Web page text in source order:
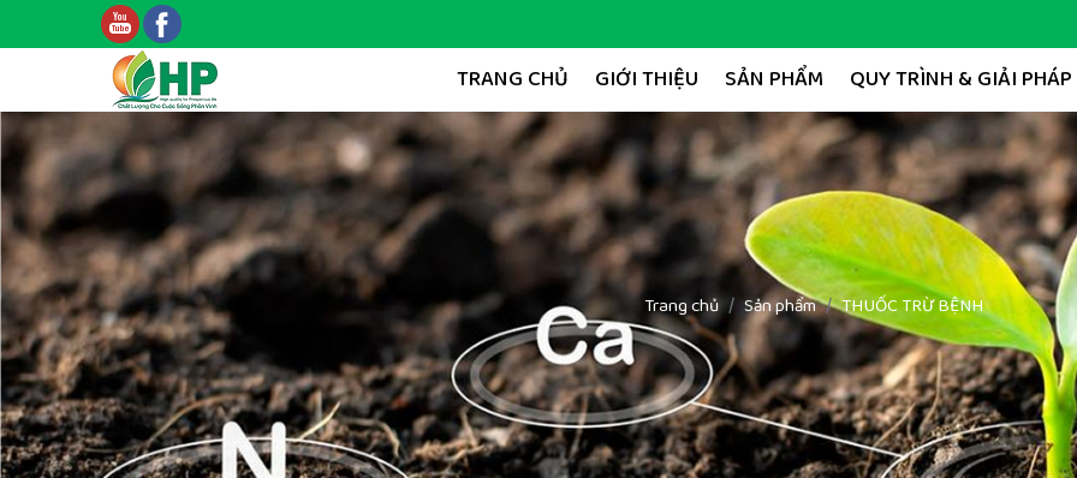
TRANG CHỦ GIỚI THIỆU SẢN PHẨM QUY TRÌNH & GIẢI PHÁP
Trang chủ Sản phẩm THUỐC TRỪ BỆNH